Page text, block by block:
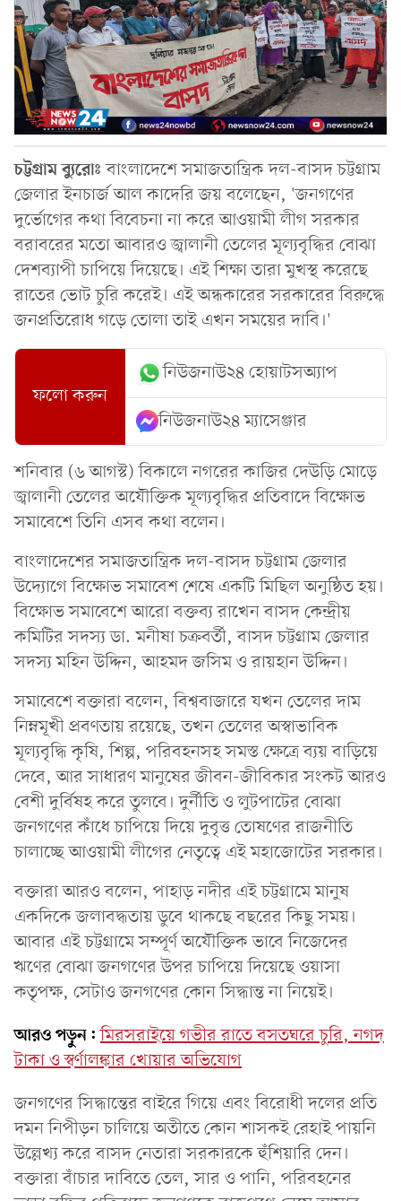
চট্টগ্রাম ব্যুরোঃ বাংলাদেশে সমাজতান্ত্রিক দল-বাসদ চট্টগ্রাম
জেলার ইনচার্জ আল কাদেরি জয় বলেছেন, 'জনগণের
দুর্ভোগের কথা বিবেচনা না করে আওয়ামী লীগ সরকার
বরাবরের মতো আবারও জ্বালানী তেলের মূল্যবৃদ্ধির বোঝা
দেশব্যাপী চাপিয়ে দিয়েছে। এই শিক্ষা তারা মুখস্থ করেছে
রাতের ভোট চুরি করেই। এই অন্ধকারের সরকারের বিরুদ্ধে
জনপ্রতিরোধ গড়ে তোলা তাই এখন সময়ের দাবি।'
ফলো করুন
নিউজনাউ২৪ হোয়াটসঅ্যাপ
নিউজনাউ২৪ ম্যাসেঞ্জার
শনিবার (৬ আগস্ট) বিকালে নগরের কাজির দেউড়ি মোড়ে
জ্বালানী তেলের অযৌক্তিক মূল্যবৃদ্ধির প্রতিবাদে বিক্ষোভ
সমাবেশে তিনি এসব কথা বলেন।
বাংলাদেশের সমাজতান্ত্রিক দল-বাসদ চট্টগ্রাম জেলার
উদ্যোগে বিক্ষোভ সমাবেশ শেষে একটি মিছিল অনুষ্ঠিত হয়।
বিক্ষোভ সমাবেশে আরো বক্তব্য রাখেন বাসদ কেন্দ্রীয়
কমিটির সদস্য ডা. মনীষা চক্রবর্তী, বাসদ চট্টগ্রাম জেলার
সদস্য মহিন উদ্দিন, আহমদ জসিম ও রায়হান উদ্দিন।
সমাবেশে বক্তারা বলেন, বিশ্ববাজারে যখন তেলের দাম
নিম্নমূখী প্রবণতায় রয়েছে, তখন তেলের অস্বাভাবিক
মূল্যবৃদ্ধি কৃষি, শিল্প, পরিবহনসহ সমস্ত ক্ষেত্রে ব্যয় বাড়িয়ে
দেবে, আর সাধারণ মানুষের জীবন-জীবিকার সংকট আরও
বেশী দুর্বিষহ করে তুলবে। দুর্নীতি ও লুটপাটের বোঝা
জনগণের কাঁধে চাপিয়ে দিয়ে দুবৃত্ত তোষণের রাজনীতি
চালাচ্ছে আওয়ামী লীগের নেতৃত্বে এই মহাজোটের সরকার।
বক্তারা আরও বলেন, পাহাড় নদীর এই চট্টগ্রামে মানুষ
একদিকে জলাবদ্ধতায় ডুবে থাকছে বছরের কিছু সময়।
আবার এই চট্টগ্রামে সম্পূর্ণ অযৌক্তিক ভাবে নিজেদের
ঋণের বোঝা জনগণের উপর চাপিয়ে দিয়েছে ওয়াসা
কতৃপক্ষ, সেটাও জনগণের কোন সিদ্ধান্ত না নিয়েই।
আরও পড়ুন: মিরসরাইয়ে গভীর রাতে বসতঘরে চুরি, নগদ
টাকা ও স্বর্ণালঙ্কার খোয়ার অভিযোগ
জনগণের সিদ্ধান্তের বাইরে গিয়ে এবং বিরোধী দলের প্রতি
দমন নিপীড়ন চালিয়ে অতীতে কোন শাসকই রেহাই পায়নি
উল্লেখ্য করে বাসদ নেতারা সরকারকে হুঁশিয়ারি দেন।
বক্তারা বাঁচার দাবিতে তেল, সার ও পানি, পরিবহনের